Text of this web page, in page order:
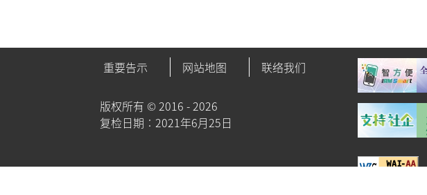
重要告示 网站地图 联络我们
版权所有 © 2016 - 2026
复检日期︰2021年6月25日